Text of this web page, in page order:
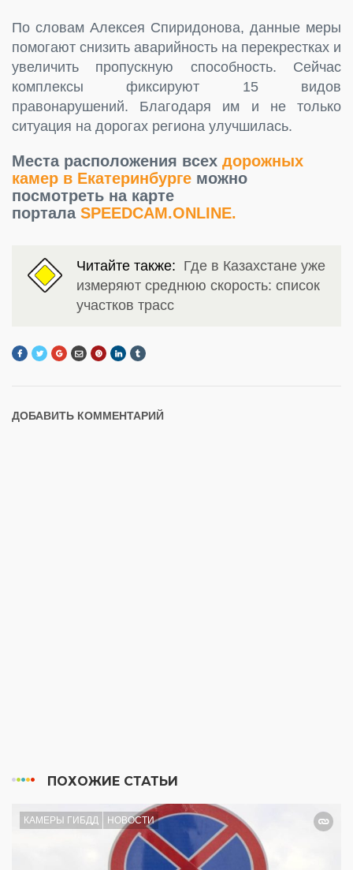
По словам Алексея Спиридонова, данные меры
помогают снизить аварийность на перекрестках и
увеличить пропускную способность. Сейчас
комплексы фиксируют 15 видов
правонарушений. Благодаря им и не только
ситуация на дорогах региона улучшилась.
Места расположения всех дорожных
камер в Екатеринбурге можно
посмотреть на карте
портала SPEEDCAM.ONLINE.
Читайте также: Где в Казахстане уже
измеряют среднюю скорость: список
участков трасс
ДОБАВИТЬ КОММЕНТАРИЙ
ПОХОЖИЕ СТАТЬИ
КАМЕРЫ ГИБДД НОВОСТИ